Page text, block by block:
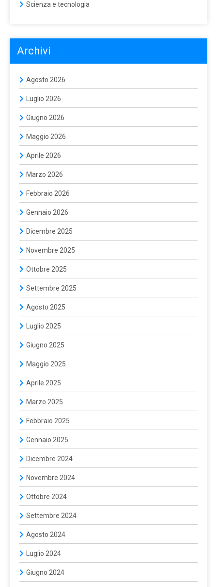
Scienza e tecnologia
Archivi
Agosto 2026
Luglio 2026
Giugno 2026
Maggio 2026
Aprile 2026
Marzo 2026
Febbraio 2026
Gennaio 2026
Dicembre 2025
Novembre 2025
Ottobre 2025
Settembre 2025
Agosto 2025
Luglio 2025
Giugno 2025
Maggio 2025
Aprile 2025
Marzo 2025
Febbraio 2025
Gennaio 2025
Dicembre 2024
Novembre 2024
Ottobre 2024
Settembre 2024
Agosto 2024
Luglio 2024
Giugno 2024